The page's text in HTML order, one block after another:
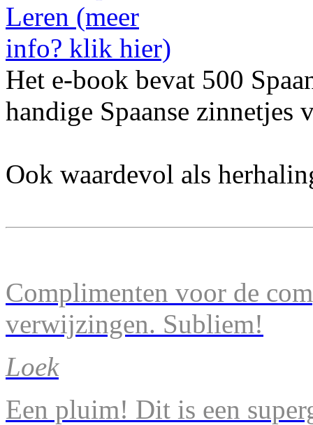
Het e-book bevat 500
handige Spaanse zinnetjes
Ook waardevol als
Complimenten voor de
verwijzingen. Subliem!
Loek
Een pluim! Dit is een